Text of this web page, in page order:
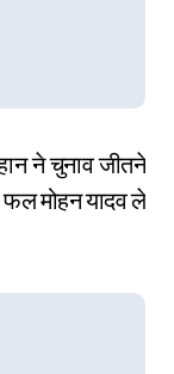
ने चुनाव जीतने
मोहन यादव ले